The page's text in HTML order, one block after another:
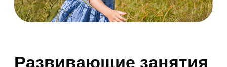
чаще встречаться со сверстниками.
прекрасная цель на каникулы. Это